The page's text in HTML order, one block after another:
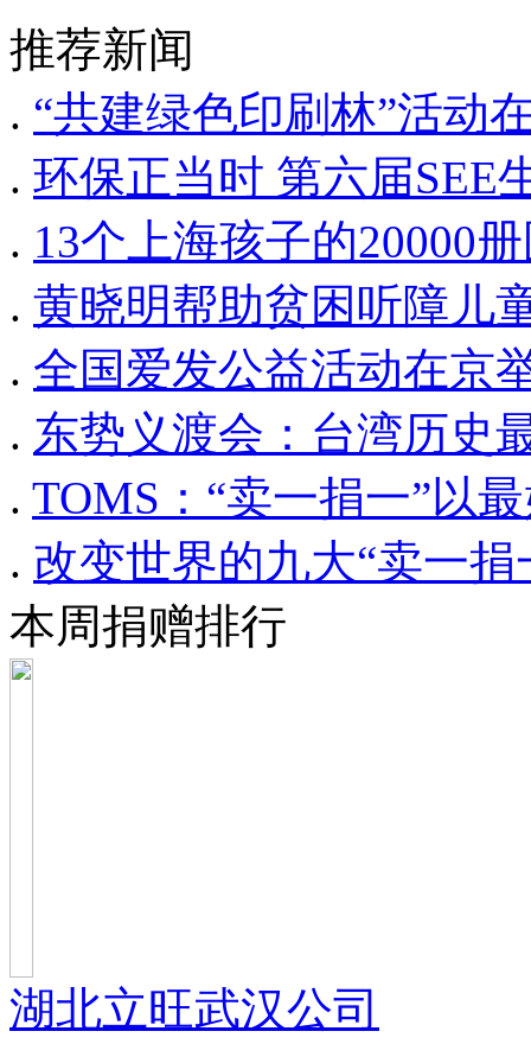
推荐新闻
. “共建绿色印刷林”活动
. 环保正当时 第六届SEE
. 13个上海孩子的20000
. 黄晓明帮助贫困听障儿
. 全国爱发公益活动在京
. 东势义渡会：台湾历史
. TOMS：“卖一捐一”以
. 改变世界的九大“卖一捐
本周捐赠排行
湖北立旺武汉公司